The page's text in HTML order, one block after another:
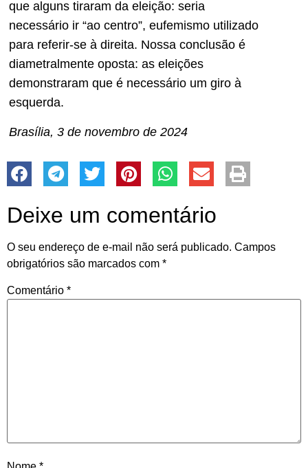
que al guns tiraram da eleição: seria
necessário ir “ao centro”, eufemismo utilizado
para referir-se à direita. Nossa conclusão é
diametralmente oposta: as eleições
demonstraram que é necessário um giro à
esquerda.
Brasília, 3 de novembro de 2024
Deixe um comentário
O seu endereço de e-mail não será publicado. Campos
obrigatórios são marcados com *
Comentário *